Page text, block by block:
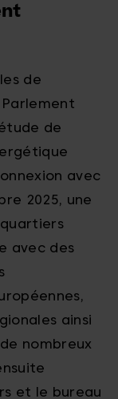
de
de
avec
2025, une
avec des
ainsi
nombreux
et le bureau